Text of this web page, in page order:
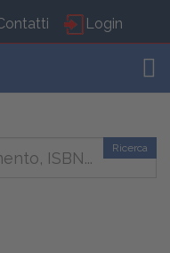
Login
Ricerca